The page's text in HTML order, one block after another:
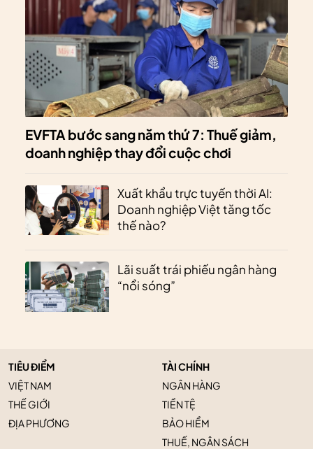
EVFTA bước sang năm thứ 7: Thuế giảm,
doanh nghiệp thay đổi cuộc chơi
Xuất khẩu trực tuyến thời AI:
Doanh nghiệp Việt tăng tốc
thế nào?
Lãi suất trái phiếu ngân hàng
“nổi sóng”
TIÊU ĐIỂM
VIỆT NAM
THẾ GIỚI
ĐỊA PHƯƠNG
TÀI CHÍNH
NGÂN HÀNG
TIỀN TỆ
BẢO HIỂM
THUẾ, NGÂN SÁCH